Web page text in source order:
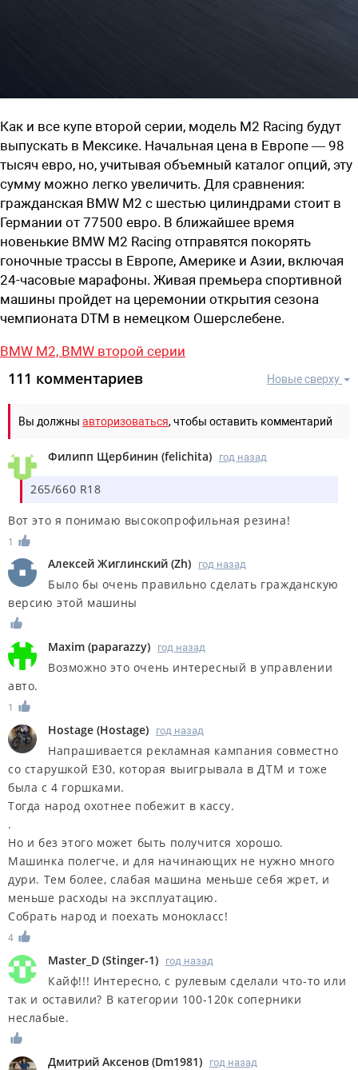
Как и все купе второй серии, модель M2 Racing будут
выпускать в Мексике. Начальная цена в Европе — 98
тысяч евро, но, учитывая объемный каталог опций, эту
сумму можно легко увеличить. Для сравнения:
гражданская BMW M2 с шестью цилиндрами стоит в
Германии от 77500 евро. В ближайшее время
новенькие BMW M2 Racing отправятся покорять
гоночные трассы в Европе, Америке и Азии, включая
24-часовые марафоны. Живая премьера спортивной
машины пройдет на церемонии открытия сезона
чемпионата DTM в немецком Ошерслебене.
BMW M2, BMW второй серии
Новые сверху
111 комментариев
Вы должны авторизоваться, чтобы оставить комментарий
Филипп Щербинин (felichita) год назад
265/660 R18
Вот это я понимаю высокопрофильная резина!
1
Алексей Жиглинский (Zh) год назад
Было бы очень правильно сделать гражданскую
версию этой машины
Maxim (paparazzy) год назад
Возможно это очень интересный в управлении
авто.
1
Hostage (Hostage) год назад
Напрашивается рекламная кампания совместно
со старушкой Е30, которая выигрывала в ДТМ и тоже
была с 4 горшками.
Тогда народ охотнее побежит в кассу.
.
Но и без этого может быть получится хорошо.
Машинка полегче, и для начинающих не нужно много
дури. Тем более, слабая машина меньше себя жрет, и
меньше расходы на эксплуатацию.
Собрать народ и поехать монокласс!
4
Master_D (Stinger-1) год назад
Кайф!!! Интересно, с рулевым сделали что-то или
так и оставили? В категории 100-120к соперники
неслабые.
Дмитрий Аксенов (Dm1981) год назад